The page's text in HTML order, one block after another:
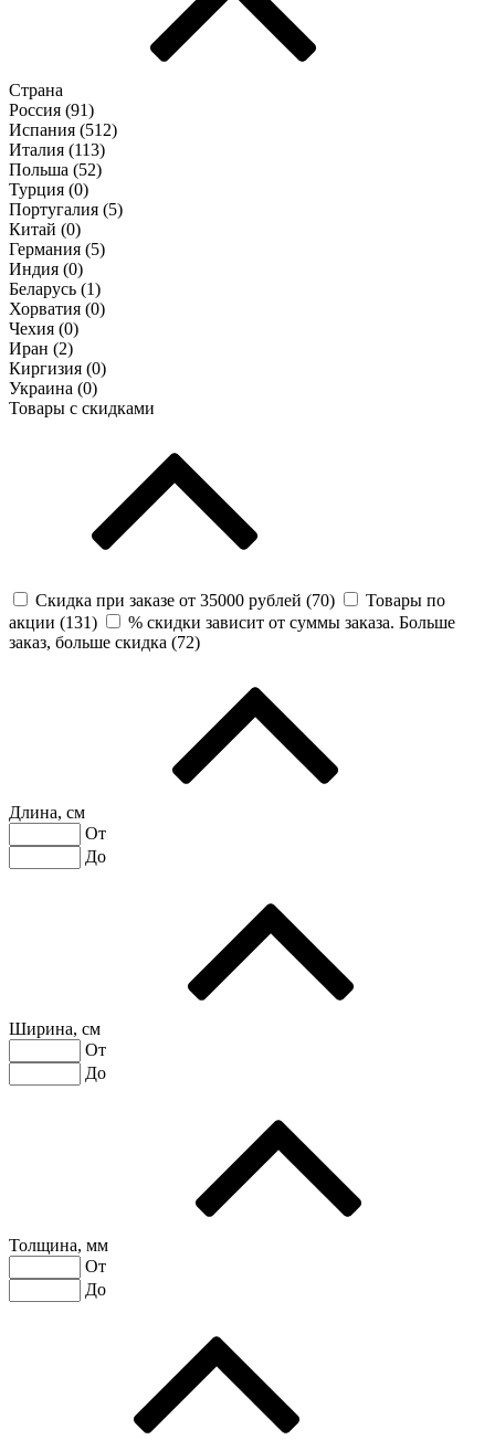
Страна
Россия (91)
Испания (512)
Италия (113)
Польша (52)
Турция (0)
Португалия (5)
Китай (0)
Германия (5)
Индия (0)
Беларусь (1)
Хорватия (0)
Чехия (0)
Иран (2)
Киргизия (0)
Украина (0)
Товары с скидками
Скидка при заказе от 35000 рублей (70)
Товары по
акции (131)
% скидки зависит от суммы заказа. Больше
заказ, больше скидка (72)
Длина, см
От
До
Ширина, см
От
До
Толщина, мм
От
До